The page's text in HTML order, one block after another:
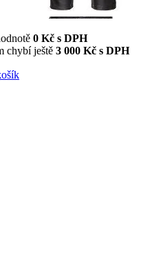
0 Kč s DPH
chybí ještě 3 000 Kč s DPH